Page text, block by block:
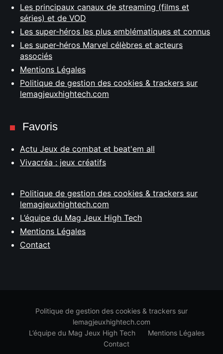
Les principaux canaux de streaming (films et
séries) et de VOD
Les super-héros les plus emblématiques et connus
Les super-héros Marvel célèbres et acteurs
associés
Mentions Légales
Politique de gestion des cookies & trackers sur
lemagjeuxhightech.com
Favoris
Actu Jeux de combat et beat'em all
Vivacréa : jeux créatifs
Politique de gestion des cookies & trackers sur
lemagjeuxhightech.com
L’équipe du Mag Jeux High Tech
Mentions Légales
Contact
Politique de gestion des cookies & trackers sur
lemagjeuxhightech.com
L’équipe du Mag Jeux High Tech
Mentions Légales
Contact